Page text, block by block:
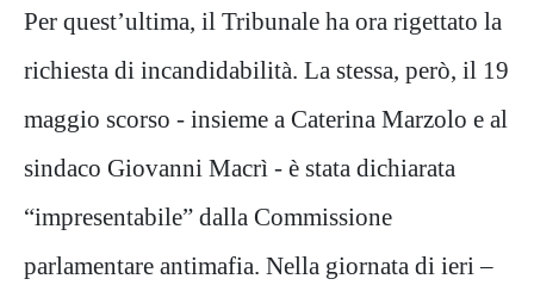
Per quest’ultima, il Tribunale ha ora rigettato la
richiesta di incandidabilità. La stessa, però, il 19
maggio scorso - insieme a Caterina Marzolo e al
sindaco Giovanni Macrì - è stata dichiarata
“impresentabile” dalla Commissione
parlamentare antimafia. Nella giornata di ieri –